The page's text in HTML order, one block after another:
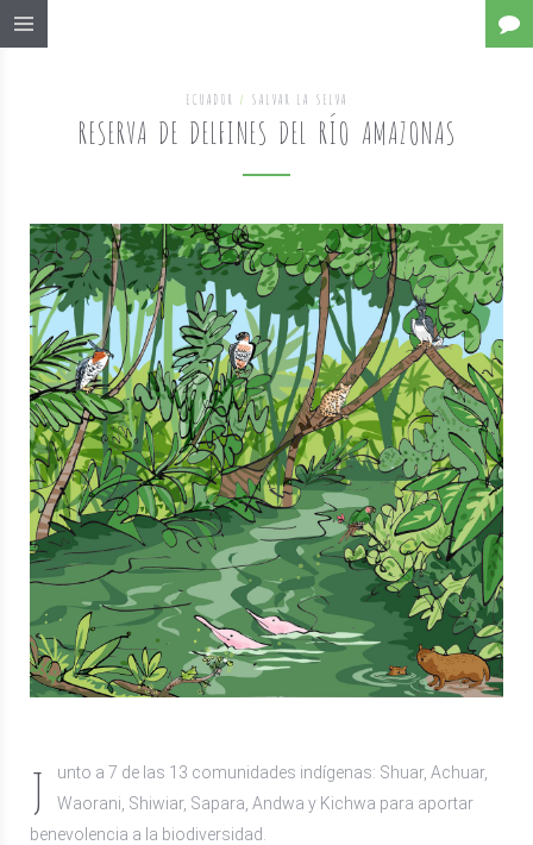
ECUADOR / SALVAR LA SELVA
RESERVA DE DELFINES DEL RÍO AMAZONAS
J
unto a 7 de las 13 comunidades indígenas: Shuar, Achuar,
Waorani, Shiwiar, Sapara, Andwa y Kichwa para aportar
benevolencia a la biodiversidad.